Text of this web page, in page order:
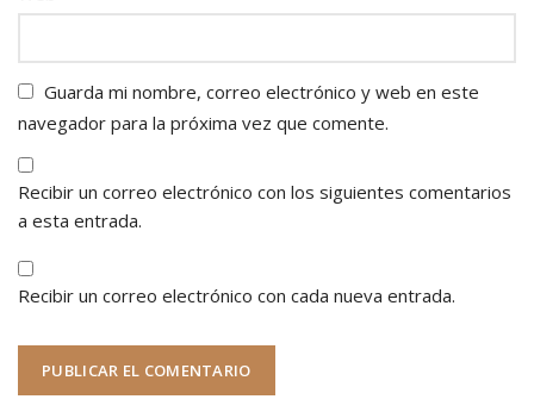
Guarda mi nombre, correo electrónico y web en este
navegador para la próxima vez que comente.
Recibir un correo electrónico con los siguientes comentarios
a esta entrada.
Recibir un correo electrónico con cada nueva entrada.